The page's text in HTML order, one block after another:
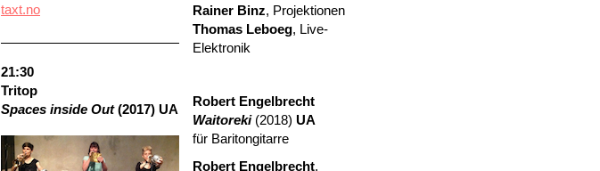
taxt.no
21:30
Tritop
Spaces inside Out(2017) UA
Rainer Binz, Projektionen
Thomas Leboeg, Live-
Elektronik
Robert Engelbrecht
Waitoreki(2018) UA
für Baritongitarre
Robert Engelbrecht,